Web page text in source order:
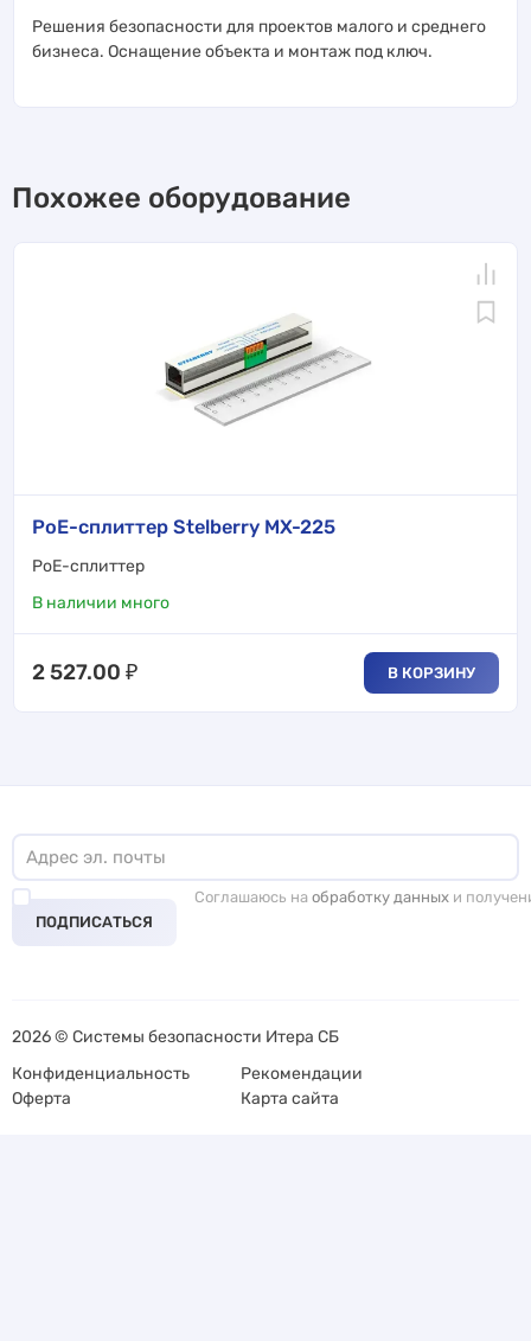
Решения безопасности для проектов малого и среднего
бизнеса. Оснащение объекта и монтаж под ключ.
Похожее оборудование
PoE-сплиттер Stelberry MX-225
PoE-сплиттер
В наличии много
2 527.00 ₽ В КОРЗИНУ
ПОДПИСАТЬСЯ
Соглашаюсь на обработку данных и
2026 © Системы безопасности Итера СБ
Конфиденциальность
Рекомендации
Оферта
Карта сайта